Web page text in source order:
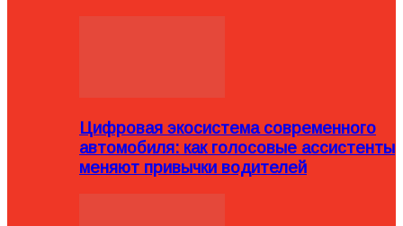
Цифровая экосистема современного
автомобиля: как голосовые ассистенты
меняют привычки водителей